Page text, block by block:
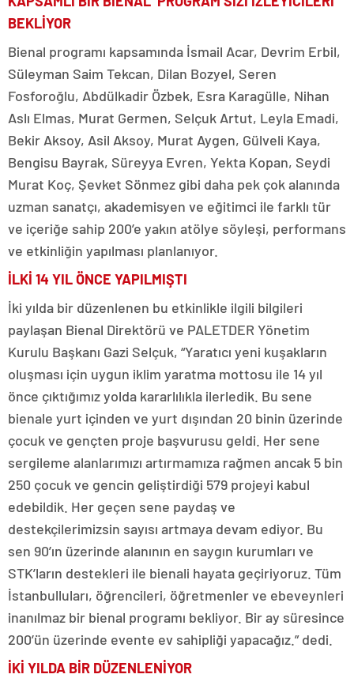
BEKLİYOR
Bienal programı kapsamında İsmail Acar, Devrim Erbil,
Süleyman Saim Tekcan, Dilan Bozyel, Seren
Fosforoğlu, Abdülkadir Özbek, Esra Karagülle, Nihan
Aslı Elmas, Murat Germen, Selçuk Artut, Leyla Emadi,
Bekir Aksoy, Asil Aksoy, Murat Aygen, Gülveli Kaya,
Bengisu Bayrak, Süreyya Evren, Yekta Kopan, Seydi
Murat Koç, Şevket Sönmez gibi daha pek çok alanında
uzman sanatçı, akademisyen ve eğitimci ile farklı tür
ve içeriğe sahip 200’e yakın atölye söyleşi, performans
ve etkinliğin yapılması planlanıyor.
İLKİ 14 YIL ÖNCE YAPILMIŞTI
İki yılda bir düzenlenen bu etkinlikle ilgili bilgileri
paylaşan Bienal Direktörü ve PALETDER Yönetim
Kurulu Başkanı Gazi Selçuk, “Yaratıcı yeni kuşakların
oluşması için uygun iklim yaratma mottosu ile 14 yıl
önce çıktığımız yolda kararlılıkla ilerledik. Bu sene
bienale yurt içinden ve yurt dışından 20 binin üzerinde
çocuk ve gençten proje başvurusu geldi. Her sene
sergileme alanlarımızı artırmamıza rağmen ancak 5 bin
250 çocuk ve gencin geliştirdiği 579 projeyi kabul
edebildik. Her geçen sene paydaş ve
destekçilerimizsin sayısı artmaya devam ediyor. Bu
sen 90’ın üzerinde alanının en saygın kurumları ve
STK’ların destekleri ile bienali hayata geçiriyoruz. Tüm
İstanbulluları, öğrencileri, öğretmenler ve ebeveynleri
inanılmaz bir bienal programı bekliyor. Bir ay süresince
200’ün üzerinde evente ev sahipliği yapacağız.” dedi.
İKİ YILDA BİR DÜZENLENİYOR